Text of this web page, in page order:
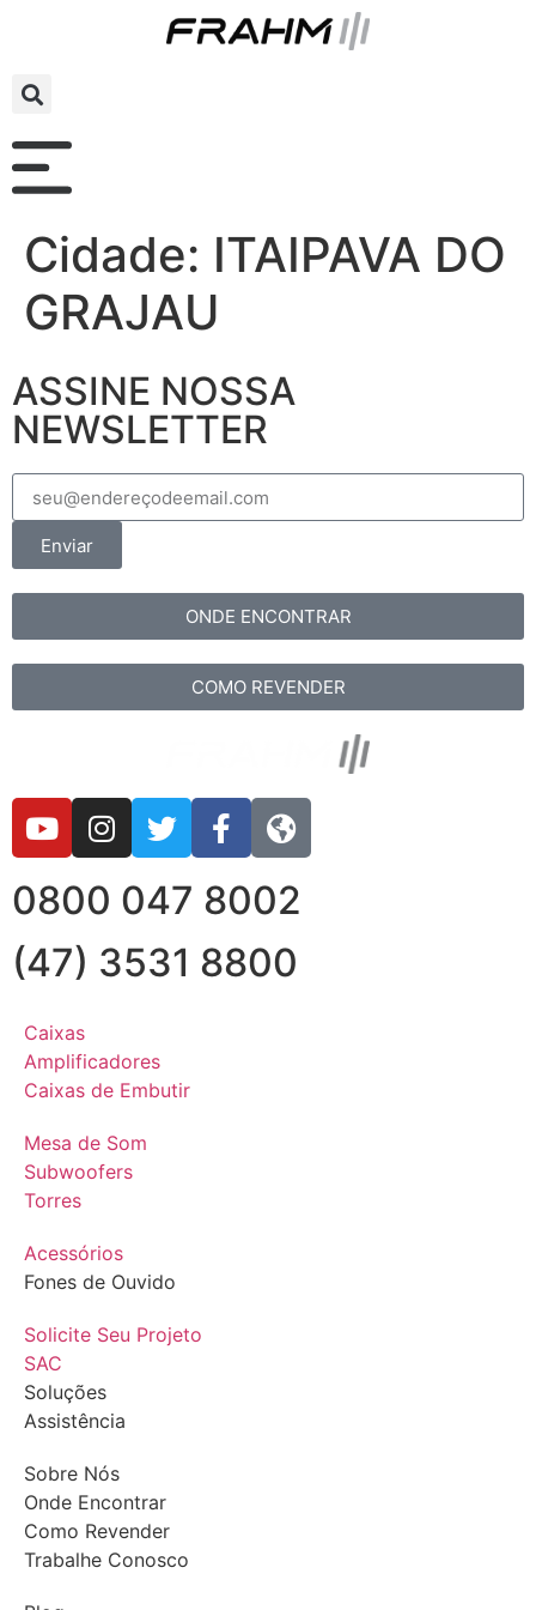
Cidade: ITAIPAVA DO
GRAJAU
ASSINE NOSSA
NEWSLETTER
Enviar
ONDE ENCONTRAR
COMO REVENDER
0800 047 8002
(47) 3531 8800
Caixas
Amplificadores
Caixas de Embutir
Mesa de Som
Subwoofers
Torres
Acessórios
Fones de Ouvido
Solicite Seu Projeto
SAC
Soluções
Assistência
Sobre Nós
Onde Encontrar
Como Revender
Trabalhe Conosco